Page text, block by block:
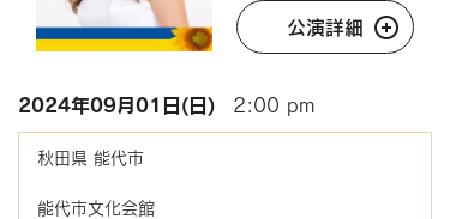
公演詳細
2024年09月01日(日) 2:00 pm
秋田県 能代市
能代市文化会館